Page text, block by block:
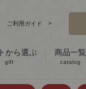
ご利用ガイド >
から選ぶ
gift
商品一覧
catalog